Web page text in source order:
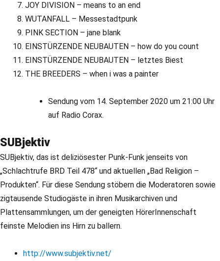
JOY DIVISION – means to an end
WUTANFALL – Messestadtpunk
PINK SECTION – jane blank
EINSTÜRZENDE NEUBAUTEN – how do you count
EINSTÜRZENDE NEUBAUTEN – letztes Biest
THE BREEDERS – when i was a painter
Sendung vom 14. September 2020 um 21:00 Uhr
auf Radio Corax.
SUBjektiv
SUBjektiv, das ist deliziösester Punk-Funk jenseits von
„Schlachtrufe BRD Teil 478“ und aktuellen „Bad Religion –
Produkten“. Für diese Sendung stöbern die Moderatoren sowie
zigtausende Studiogäste in ihren Musikarchiven und
Plattensammlungen, um der geneigten HörerInnenschaft
feinste Melodien ins Hirn zu ballern.
http://www.subjektiv.net/